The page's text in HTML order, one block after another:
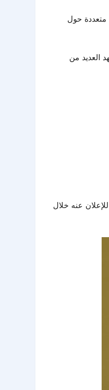
حول
العديد من
عنه خلال